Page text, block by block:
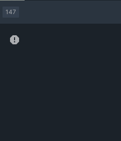
147